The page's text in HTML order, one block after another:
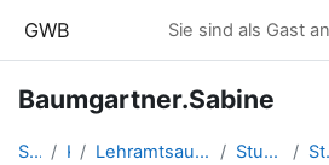
GWB Sie sind als Gast
Baumgartner.Sabine
Startseite Kurse Lehramtsausbildung GW im Cluster Österreich Mitte Studentische Lernkurse